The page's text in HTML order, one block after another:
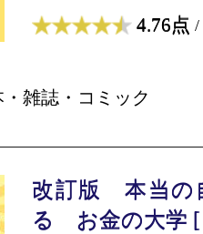
4.76点 /
雑誌・コミック
改訂版 本当の
る お金の大学 [